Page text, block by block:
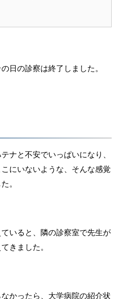
日の診察は終了しました。
ナと不安でいっぱいになり、
にいないような、そんな感覚
。
いると、隣の診察室で先生が
きました。
かったら、大学病院の紹介状